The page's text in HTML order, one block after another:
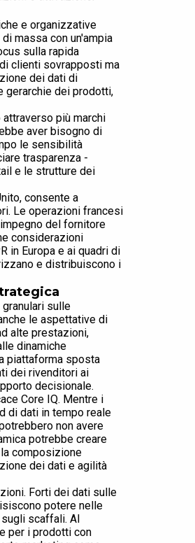
e organizzative
massa con un'ampia
sulla rapida
clienti sovrapposti ma
dei dati di
gerarchie dei prodotti,
più marchi
aver bisogno di
le sensibilità
trasparenza -
e le strutture dei
consente a
Le operazioni francesi
del fornitore
considerazioni
in Europa e ai quadri di
e distribuiscono i
sulle
le aspettative di
alte prestazioni,
dinamiche
piattaforma sposta
dei rivenditori ai
decisionale.
Core IQ. Mentre i
di dati in tempo reale
non avere
potrebbe creare
composizione
dei dati e agilità
Forti dei dati sulle
potere nelle
scaffali. Al
per i prodotti con